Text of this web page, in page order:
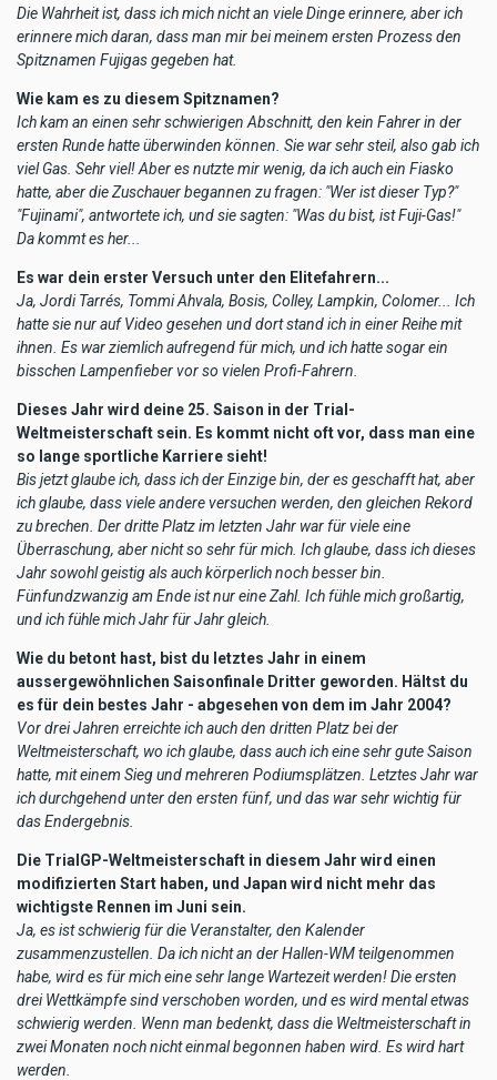
Die Wahrheit ist, dass ich mich nicht an viele Dinge erinnere, aber ich
erinnere mich daran, dass man mir bei meinem ersten Prozess den
Spitznamen Fujigas gegeben hat.
Wie kam es zu diesem Spitznamen?
Ich kam an einen sehr schwierigen Abschnitt, den kein Fahrer in der
ersten Runde hatte überwinden können. Sie war sehr steil, also gab ich
viel Gas. Sehr viel! Aber es nutzte mir wenig, da ich auch ein Fiasko
hatte, aber die Zuschauer begannen zu fragen: "Wer ist dieser Typ?"
"Fujinami", antwortete ich, und sie sagten: "Was du bist, ist Fuji-Gas!"
Da kommt es her...
Es war dein erster Versuch unter den Elitefahrern...
Ja, Jordi Tarrés, Tommi Ahvala, Bosis, Colley, Lampkin, Colomer... Ich
hatte sie nur auf Video gesehen und dort stand ich in einer Reihe mit
ihnen. Es war ziemlich aufregend für mich, und ich hatte sogar ein
bisschen Lampenfieber vor so vielen Profi-Fahrern.
Dieses Jahr wird deine 25. Saison in der Trial-
Weltmeisterschaft sein. Es kommt nicht oft vor, dass man eine
so lange sportliche Karriere sieht!
Bis jetzt glaube ich, dass ich der Einzige bin, der es geschafft hat, aber
ich glaube, dass viele andere versuchen werden, den gleichen Rekord
zu brechen. Der dritte Platz im letzten Jahr war für viele eine
Überraschung, aber nicht so sehr für mich. Ich glaube, dass ich dieses
Jahr sowohl geistig als auch körperlich noch besser bin.
Fünfundzwanzig am Ende ist nur eine Zahl. Ich fühle mich großartig,
und ich fühle mich Jahr für Jahr gleich.
Wie du betont hast, bist du letztes Jahr in einem
aussergewöhnlichen Saisonfinale Dritter geworden. Hältst du
es für dein bestes Jahr - abgesehen von dem im Jahr 2004?
Vor drei Jahren erreichte ich auch den dritten Platz bei der
Weltmeisterschaft, wo ich glaube, dass auch ich eine sehr gute Saison
hatte, mit einem Sieg und mehreren Podiumsplätzen. Letztes Jahr war
ich durchgehend unter den ersten fünf, und das war sehr wichtig für
das Endergebnis.
Die TrialGP-Weltmeisterschaft in diesem Jahr wird einen
modifizierten Start haben, und Japan wird nicht mehr das
wichtigste Rennen im Juni sein.
Ja, es ist schwierig für die Veranstalter, den Kalender
zusammenzustellen. Da ich nicht an der Hallen-WM teilgenommen
habe, wird es für mich eine sehr lange Wartezeit werden! Die ersten
drei Wettkämpfe sind verschoben worden, und es wird mental etwas
schwierig werden. Wenn man bedenkt, dass die Weltmeisterschaft in
zwei Monaten noch nicht einmal begonnen haben wird. Es wird hart
werden.